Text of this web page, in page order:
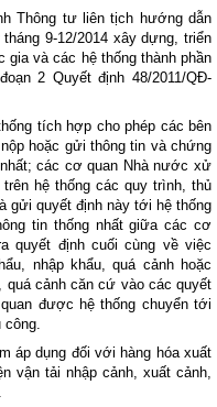
Thông tư liên tịch hướng dẫn
9-12/2014 xây dựng, triển
gia và các hệ thống thành phần
2 Quyết định 48/2011/QĐ-
tích hợp cho phép các bên
hoặc gửi thông tin và chứng
các cơ quan Nhà nước xử
hệ thống các quy trình, thủ
gửi quyết định này tới hệ thống
tin thống nhất giữa các cơ
quyết định cuối cùng về việc
nhập khẩu, quá cảnh hoặc
quá cảnh căn cứ vào các quyết
được hệ thống chuyển tới
công.
áp dụng đối với hàng hóa xuất
vận tải nhập cảnh, xuất cảnh,